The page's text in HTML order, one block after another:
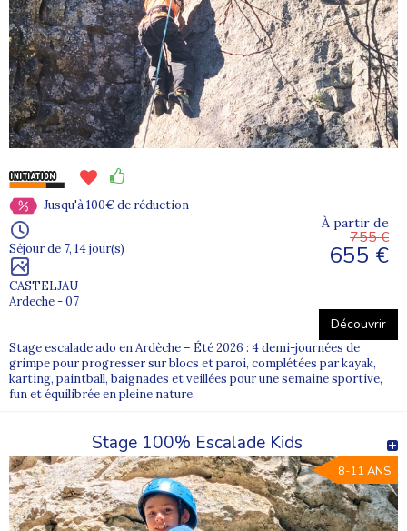
Jusqu'à 100€ de réduction
Séjour de 7, 14 jour(s)
CASTELJAU
Ardeche - 07
À partir de
755 €
655 €
Découvrir
Stage escalade ado en Ardèche – Été 2026 : 4 demi-journées de
grimpe pour progresser sur blocs et paroi, complétées par kayak,
karting, paintball, baignades et veillées pour une semaine sportive,
fun et équilibrée en pleine nature.
Stage 100% Escalade Kids
8-11 ANS